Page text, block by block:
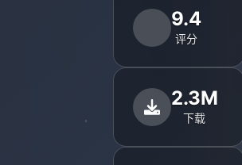
9.4
评分
2.3M
下载